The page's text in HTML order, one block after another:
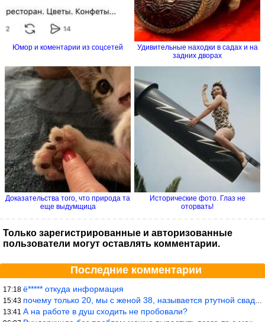
Юмор и коментарии из соцсетей
Удивительные находки в садах и на
задних дворах
Доказательства того, что природа та
еще выдумщица
Исторические фото. Глаз не
оторвать!
Только зарегистрированные и авторизованные
пользователи могут оставлять комментарии.
Последние комментарии
17:18 ё***** откуда информация
15:43 почему только 20, мы с женой 38, называется ртутной свадьбой, гр
13:41 А на работе в душ сходить не пробовали?